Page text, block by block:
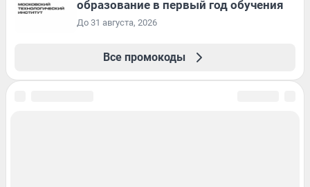
образование в первый год обучения
До 31 августа, 2026
Все промокоды